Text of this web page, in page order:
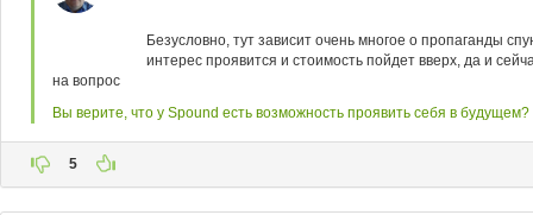
Безусловно, тут зависит очень многое о пропаганды
интерес проявится и стоимость пойдет вверх, да и
на вопрос
Вы верите, что у Spound есть возможность проявить себя в будущем?
5